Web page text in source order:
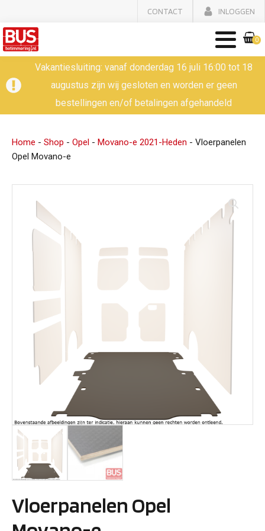
CONTACT INLOGGEN
0
Vakantiesluiting: vanaf donderdag 16 juli 16:00 tot 18
augustus zijn wij gesloten en worden er geen
bestellingen en/of betalingen afgehandeld
Home - Shop - Opel - Movano-e 2021-Heden - Vloerpanelen
Opel Movano-e
Vloerpanelen Opel